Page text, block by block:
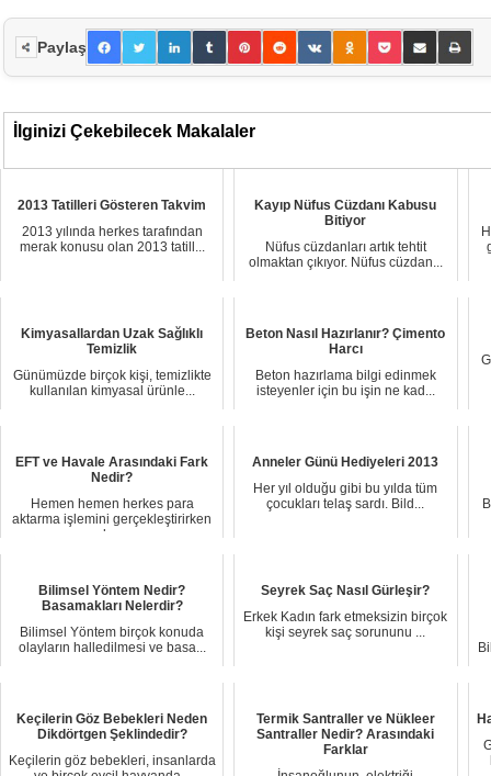
Paylaş
İlginizi Çekebilecek Makalaler
2013 Tatilleri Gösteren Takvim
2013 yılında herkes tarafından
merak konusu olan 2013 tatill...
Kayıp Nüfus Cüzdanı Kabusu
Bitiyor
Nüfus cüzdanları artık tehtit
olmaktan çıkıyor. Nüfus cüzdan...
Kimyasallardan Uzak Sağlıklı
Temizlik
Günümüzde birçok kişi, temizlikte
kullanılan kimyasal ürünle...
Beton Nasıl Hazırlanır? Çimento
Harcı
Beton hazırlama bilgi edinmek
isteyenler için bu işin ne kad...
EFT ve Havale Arasındaki Fark
Nedir?
Hemen hemen herkes para
aktarma işlemini gerçekleştirirken
b...
Anneler Günü Hediyeleri 2013
Her yıl olduğu gibi bu yılda tüm
çocukları telaş sardı. Bild...
Bilimsel Yöntem Nedir?
Basamakları Nelerdir?
Bilimsel Yöntem birçok konuda
olayların halledilmesi ve basa...
Seyrek Saç Nasıl Gürleşir?
Erkek Kadın fark etmeksizin birçok
kişi seyrek saç sorununu ...
Keçilerin Göz Bebekleri Neden
Dikdörtgen Şeklindedir?
Keçilerin göz bebekleri, insanlarda
Termik Santraller ve Nükleer
Santraller Nedir? Arasındaki
Farklar